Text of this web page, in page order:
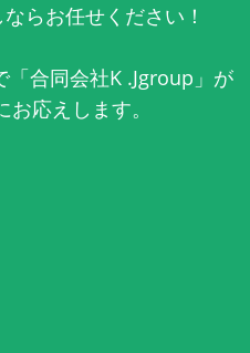
らお任せください！
合同会社K .Jgroup」が
応えします。